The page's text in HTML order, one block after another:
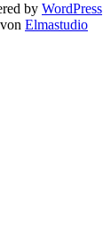
by WordPress
Elmastudio